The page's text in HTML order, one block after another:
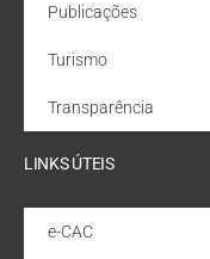
Publicações
Turismo
Transparência
LINKS ÚTEIS
e-CAC